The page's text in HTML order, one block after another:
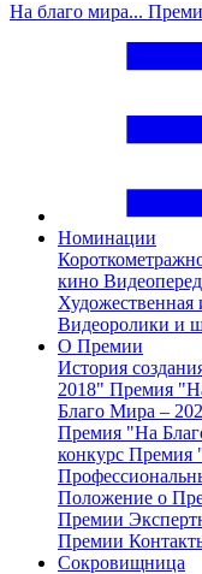
На благо мира...
Номинации
кино
Художественная
Видеоролики и
О Премии
История
2018" Премия
Благо Мира –
Премия "На
конкурс Премия
Положение о
Премии
Премии
Сокровищница